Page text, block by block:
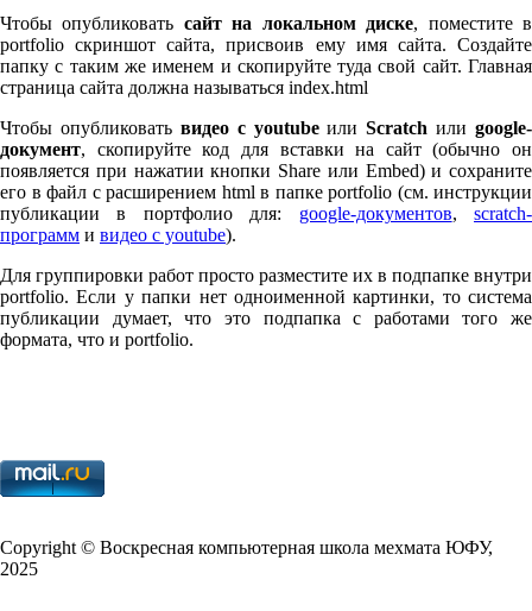
Чтобы опубликовать сайт на локальном диске, поместите в
port­fo­lio скриншот сайта, присвоив ему имя сайта. Создайте
папку с таким же именем и скопируйте туда свой сайт. Главная
страница сайта должна называться index.html
Чтобы опубликовать видео с youtubeилиScratch или google-
документ, скопируйте код для вставки на сайт (обычно он
появляется при нажатии кнопки Share или Embed) и сохраните
его в файл с расширением html в папке port­fo­lio (см. инструкции
публикации в портфолио для: google-документов,scratch-
программ и видео с youtube).
Для группировки работ просто разместите их в подпапке внутри
port­fo­lio. Если у папки нет одноименной картинки, то система
публикации думает, что это подпапка с работами того же
формата, что и port­fo­lio.
Copy­right © Воскресная компьютерная школа мехмата ЮФУ,
2025